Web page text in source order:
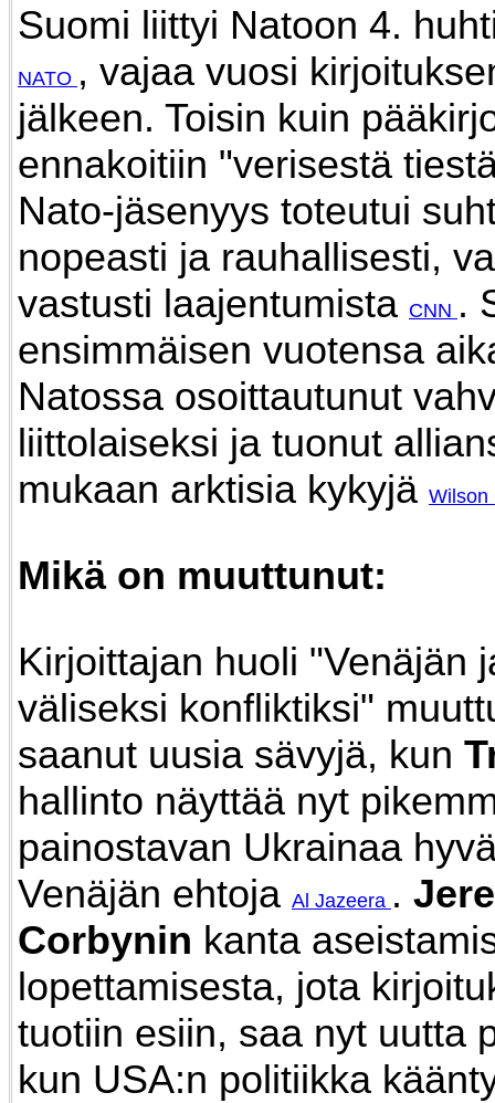
Suomi liittyi Natoon 4.
NATO , vajaa vuosi
jälkeen. Toisin kuin
ennakoitiin "verisestä
Nato-jäsenyys toteutui
nopeasti ja rauhallisesti,
vastusti laajentumista CNN .
ensimmäisen vuotensa
Natossa osoittautunut
liittolaiseksi ja tuonut
mukaan arktisia kykyjä Wilson
Mikä on muuttunut:
Kirjoittajan huoli "Venäjän
väliseksi konfliktiksi"
saanut uusia sävyjä, kun
hallinto näyttää nyt
painostavan Ukrainaa
Venäjän ehtoja Al Jazeera .
Corbynin kanta
lopettamisesta, jota
tuotiin esiin, saa nyt uutta
kun USA:n politiikka